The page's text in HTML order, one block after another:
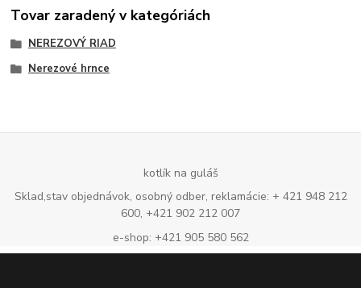
Tovar zaradený v kategóriách
NEREZOVÝ RIAD
Nerezové hrnce
kotlík na guláš
Sklad,stav objednávok, osobný odber, reklamácie: + 421 948 212
600, +421 902 212 007
e-shop: +421 905 580 562